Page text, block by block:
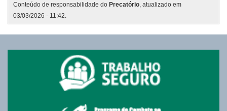
Conteúdo de responsabilidade do Precatório, atualizado em
03/03/2026 - 11:42.